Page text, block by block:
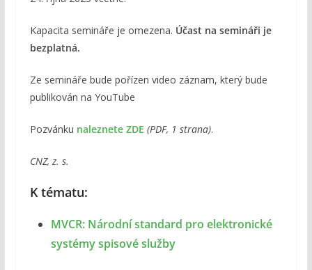
Kapacita semináře je omezena. Účast na semináři je
bezplatná.
Ze semináře bude pořízen video záznam, který bude
publikován na YouTube
Pozvánku naleznete ZDE (PDF, 1 strana).
CNZ, z. s.
K tématu:
MVCR: Národní standard pro elektronické
systémy spisové služby